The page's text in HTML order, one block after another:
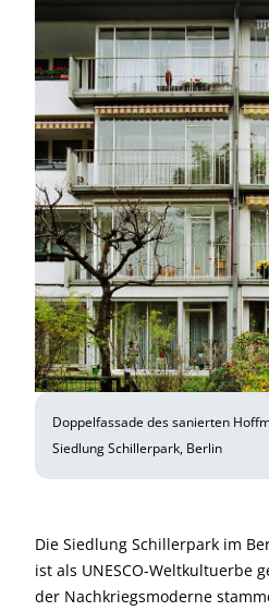
Doppelfassade des sanierten
Siedlung Schillerpark, Berlin
Die Siedlung Schillerpark im
ist als UNESCO-Weltkultuerbe
der Nachkriegsmoderne